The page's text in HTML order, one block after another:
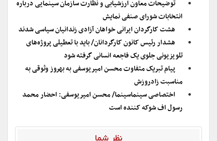
توضیحات معاون ارزشیابی و نظارت سازمان سینمایی درباره
انتخابات شورای صنفی نمایش
هشت کارگردان ایرانی خواهان آزادی زندانیان سیاسی شدند
هشدار رئیس کانون کارگردانان/ باید با تعطیلی پروژه‌های
تلویزیونی جلوی یک فاجعه انسانی گرفته شود
پیام تبریک متفاوت محسن امیریوسفی به بهروز وثوقی به
مناسبت زادروزش
اختصاصی سینماسینما/ محسن امیریوسفی: احضار محمد
رسول اف شوکه کننده است